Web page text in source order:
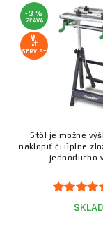
19.
20.
-3 %
ZĽAVA
SERVIS+
Stôl je možné
naklopiť či úplne
jednoducho